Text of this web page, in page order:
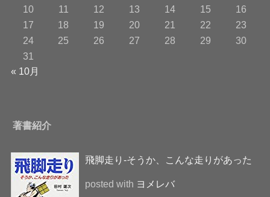
10
11 12 13 14 15
16
17
18 19 20 21 22
23
24
25 26 27 28 29
30
31
« 10月
著書紹介
飛脚走り-そうか、こんな走りがあった
posted with ヨメレバ